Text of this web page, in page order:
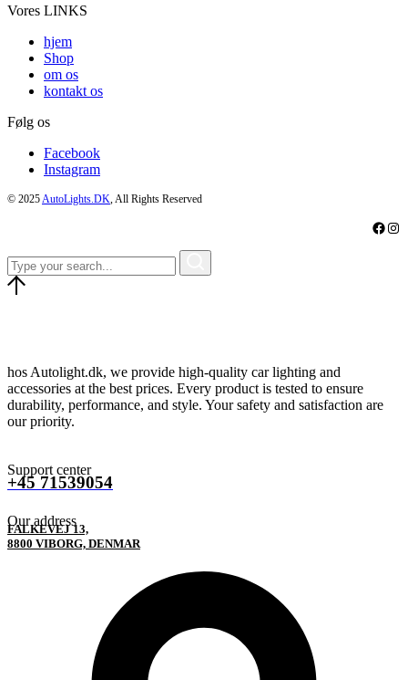
Vores LINKS
hjem
Shop
om os
kontakt os
Følg os
Facebook
Instagram
© 2025AutoLights.DK, All Rights Reserved
hos Autolight.dk, we provide high-quality car lighting and
accessories at the best prices. Every product is tested to ensure
durability, performance, and style. Your safety and satisfaction are
our priority.
Support center
+45 71539054
Our address
FALKEVEJ 13,
8800 VIBORG, DENMAR